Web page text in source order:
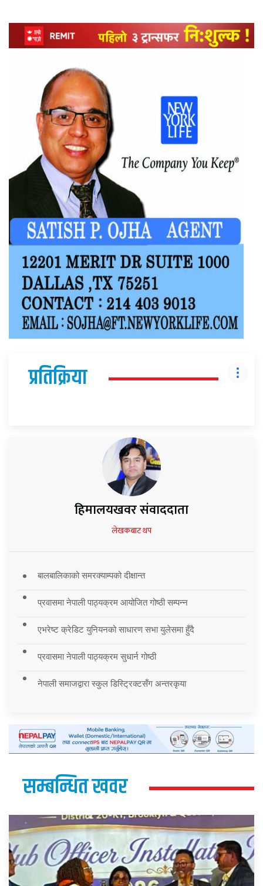
प्रतिक्रिया
हिमालयखवर संवाददाता
लेखकबाट थप
बालबालिकाको समरक्याम्पको दीक्षान्त
प्रवासमा नेपाली पाठ्यक्रम आयोजित गोष्ठी सम्पन्न
एभरेष्ट क्रेडिट युनियनको साधारण सभा युलेसमा हुँदै
प्रवासमा नेपाली पाठ्यक्रम सुधार्न गोष्ठी
नेपाली समाजद्वारा स्कुल डिस्ट्रिक्टसँग अन्तरकृया
सम्बन्धित खवर